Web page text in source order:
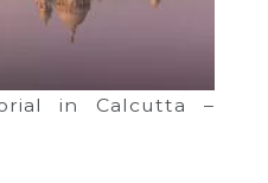
in Calcutta –